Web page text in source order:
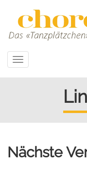
Toggle
navigation
Nächste